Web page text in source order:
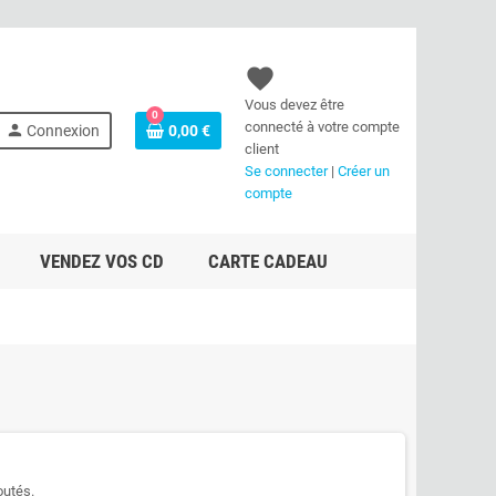
person Connexion
0
0,00 €
favorite
Vous devez être
connecté à votre compte
client
Se connecter| Créer un
compte
VENDEZ VOS CD CARTE CADEAU